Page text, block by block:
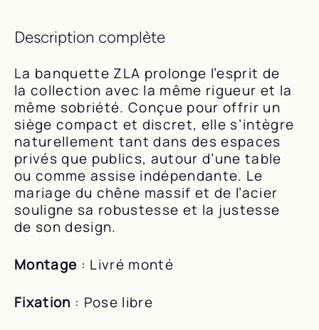
Description complète
La banquette ZLA prolonge l’esprit de
la collection avec la même rigueur et la
même sobriété. Conçue pour offrir un
siège compact et discret, elle s’intègre
naturellement tant dans des espaces
privés que publics, autour d’une table
ou comme assise indépendante. Le
mariage du chêne massif et de l’acier
souligne sa robustesse et la justesse
de son design.
Montage : Livré monté
Fixation : Pose libre